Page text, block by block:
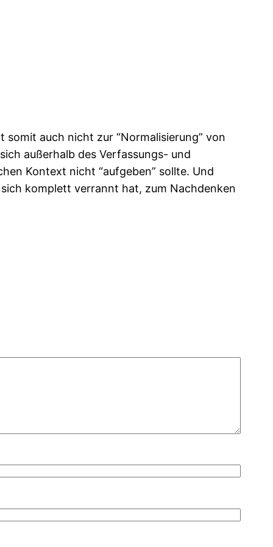
somit auch nicht zur “Normalisierung” von
außerhalb des Verfassungs- und
Kontext nicht “aufgeben” sollte. Und
komplett verrannt hat, zum Nachdenken